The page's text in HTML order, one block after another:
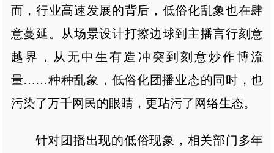
而，行业高速发展的背后，低俗化乱象也在肆
意蔓延。从场景设计打擦边球到主播言行刻意
越界，从无中生有造冲突到刻意炒作博流
量……种种乱象，低俗化团播业态的同时，也
污染了万千网民的眼睛，更玷污了网络生态。
针对团播出现的低俗现象，相关部门多年